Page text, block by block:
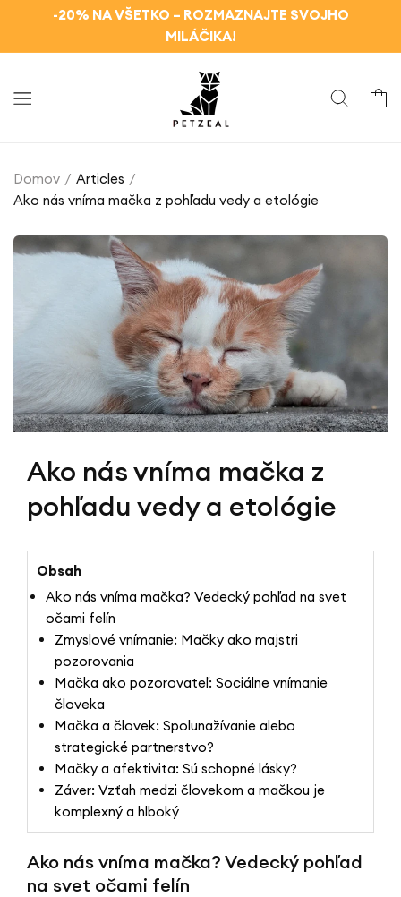
a prejsť-20% NA VŠETKO – ROZMAZNAJTE SVOJHO
MILÁČIKA!
Košík
Domov
Articles
Ako nás vníma mačka z pohľadu vedy a etológie
Ako nás vníma mačka z
pohľadu vedy a etológie
Obsah
Ako nás vníma mačka? Vedecký pohľad na svet
očami felín
Zmyslové vnímanie: Mačky ako majstri
pozorovania
Mačka ako pozorovateľ: Sociálne vnímanie
človeka
Mačka a človek: Spolunažívanie alebo
strategické partnerstvo?
Mačky a afektivita: Sú schopné lásky?
Záver: Vzťah medzi človekom a mačkou je
komplexný a hlboký
Ako nás vníma mačka? Vedecký pohľad
na svet očami felín